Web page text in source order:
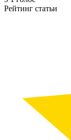
Рейтинг статьи